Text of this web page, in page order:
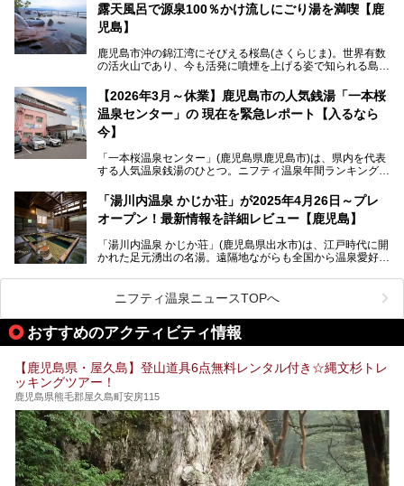
最大の魅力は、ここでしか体験できない絶妙なバランスの
「自噴混合泉」。今回は、その極上の湯を心ゆくまで堪能す
べく宿泊し、実際に感じたお湯のちからと宿の魅力を詳しく
レポートします。
また、気軽に立ち寄りたい方のための「日帰り入浴情報」も
併せて解説。温泉マニアをも唸らせる“生きたお湯”の正体に
迫ります。
露天風呂で源泉100％かけ流しにごり湯を満喫【鹿
児島】
鹿児島市沖の錦江湾にそびえる桜島(さくらじま)。世界有数
の活火山であり、今も活発に噴煙を上げる姿で知られる島で
ートホテル。最大の魅力が、錦江湾に面した絶景混浴露天風
呂でしょう。源泉100％かけ流しのにごり湯は、多くの温泉
ファンを魅了する存在です。
今回筆者自ら宿泊。桜島シーサイドホテルの“温泉”はじめ、
食事やアクセスなど詳細レビューします。
【2026年3月～休業】鹿児島市の人気銭湯「一本桜
温泉センター」の 現在を緊急レポート【入るなら
今】
「一本桜温泉センター」(鹿児島県鹿児島市)は、県内を代表
する人気温泉銭湯のひとつ。ニフティ温泉年間ランキング2
営業なので、就寝前の入浴や寝起き一番の朝湯など利便性が
抜群！ 多くの常連客やファンでいつも賑わっています。し
かし建物の老朽化に伴い、2026年2月28日24時をもって休
は約2年後を予定しています。
「湯川内温泉 かじか荘」が2025年4月26日～プレ
オープン！最新情報を詳細レビュー【鹿児島】
「湯川内温泉 かじか荘」(鹿児島県出水市)は、江戸時代に開
かれた足元湧出の名湯。遠隔地ながらも全国から温泉愛好家
いえる存在です。2023年にいったん閉館しましたが、その
後経営が変わり、復旧作業を実施。2025年4月26日に日帰
り入浴施設としてプレオープンしました。
乗り込みましたが、今回もオープン前日から初日にかけて現
地訪問。リニューアルした浴室・最新情報を中心に、以前と
の相違点や注意事項などを詳細レビューします。
ニフティ温泉ニュースTOPへ
おすすめのアクティビティ情報
【鹿児島県・屋久島】登山道具6点無料レンタル付き☆縄文杉トレ
ッキングツアー！
鹿児島県熊毛郡屋久島町安房115